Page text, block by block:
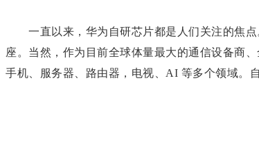
一直以来，华为自研芯片都是人们关注的焦点
座。当然，作为目前全球体量最大的通信设备商
手机、服务器、路由器，电视、AI 等多个领域。